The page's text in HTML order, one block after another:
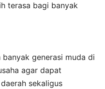
terasa bagi banyak
generasi muda di
agar dapat
sekaligus